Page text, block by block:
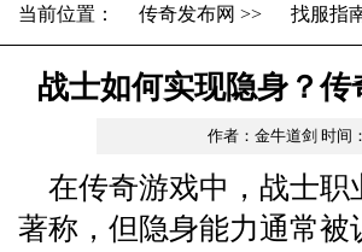
当前位置： 传奇发布网 >> 找服指
战士如何实现隐身？
作者：金牛道剑 时间
在传奇游戏中，战士
著称，但隐身能力通常